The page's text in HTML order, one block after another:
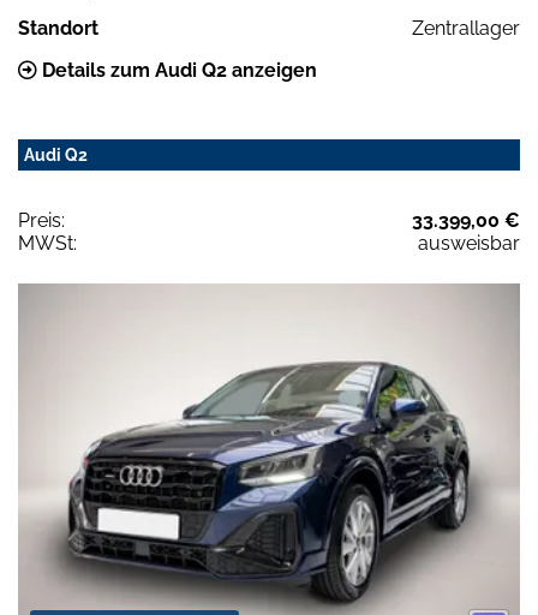
Standort
Zentrallager
Details zum Audi Q2 anzeigen
Audi Q2
Preis:
33.399,00 €
MWSt:
ausweisbar